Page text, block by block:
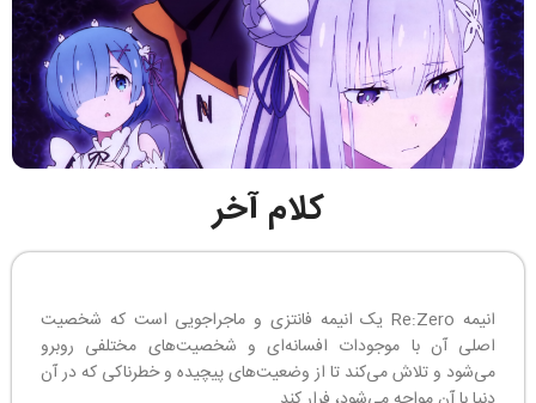
کلام آخر
انیمه Re:Zero یک انیمه فانتزی و ماجراجویی است که شخصیت
اصلی آن با موجودات افسانه‌ای و شخصیت‌های مختلفی روبرو
می‌شود و تلاش می‌کند تا از وضعیت‌های پیچیده و خطرناکی که در آن